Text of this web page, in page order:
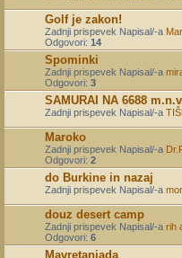
Golf je zakon!
Zadnji prispevek Napisal/-a
Odgovori: 14
Spominki
Zadnji prispevek Napisal/-a
Odgovori: 3
SAMURAI NA 6688
Zadnji prispevek Napisal/-a
Maroko
Zadnji prispevek Napisal/-a
Odgovori: 2
do Burkine in nazaj
Zadnji prispevek Napisal/-a
douz desert camp
Zadnji prispevek Napisal/-a rih
Odgovori: 6
Mavretaniada